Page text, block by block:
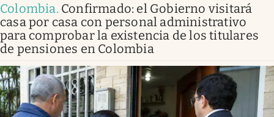
Colombia. Confirmado: el Gobierno visitará
casa por casa con personal administrativo
para comprobar la existencia de los titulares
de pensiones en Colombia